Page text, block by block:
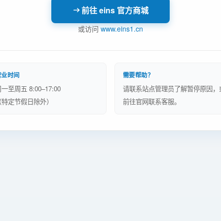
前往 eins 官方商城
或访问www.eins1.cn
时间
至周五 8:00–17:00
定节假日除外）
需要帮助？
请联系站点管理员了解暂停原因，
前往官网联系客服。